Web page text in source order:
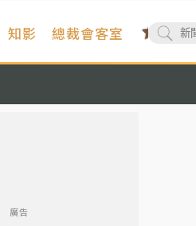
知影 總裁會客室
廣告